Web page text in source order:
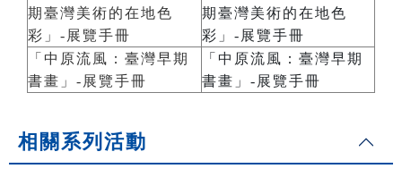
期臺灣美術的在地色
彩」-展覽手冊
期臺灣美術的在地色
彩」-展覽手冊
「中原流風：臺灣早期
書畫」-展覽手冊
「中原流風：臺灣早期
書畫」-展覽手冊
相關系列活動